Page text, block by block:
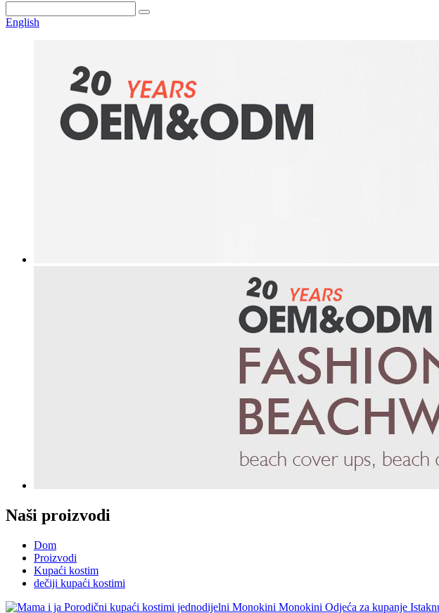
English
Naši proizvodi
Dom
Proizvodi
Kupaći kostim
dečiji kupaći kostimi